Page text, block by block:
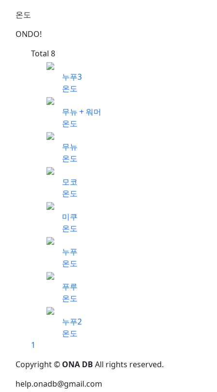
온도
ONDO!
Total 8
누푸3
온도
무뉴 + 워머
온도
무뉴
온도
모코
온도
미쿠
온도
누푸
온도
푸루
온도
누푸2
온도
1
Copyright © ONA DB All rights reserved.
help.onadb@gmail.com